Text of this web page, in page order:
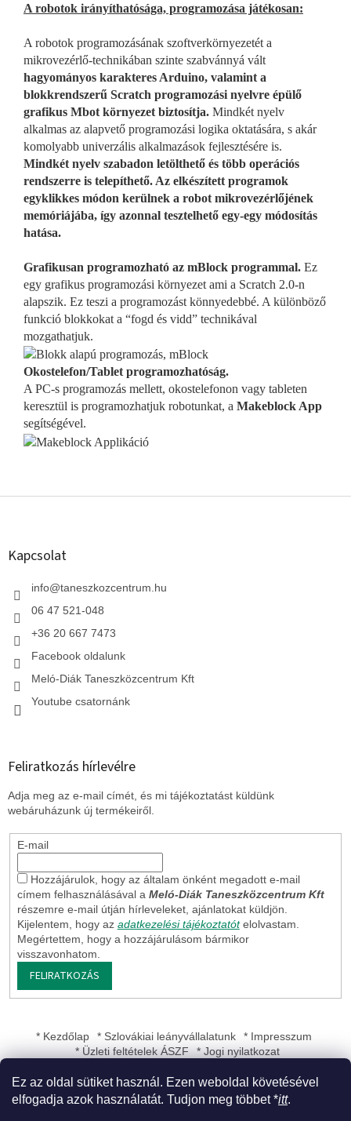
Ez az oldal sütiket használ. Ezen weboldal követésével
elfogadja azok használatát. Tudjon meg többet *itt.
A robotok irányíthatósága, programozása játékosan:
A robotok programozásának szoftverkörnyezetét a
mikrovezérlő-technikában szinte szabvánnyá vált
hagyományos karakteres Arduino, valamint a
blokkrendszerű Scratch programozási nyelvre épülő
grafikus Mbot környezet biztosítja. Mindkét nyelv
alkalmas az alapvető programozási logika oktatására, s akár
komolyabb univerzális alkalmazások fejlesztésére is.
Mindkét nyelv szabadon letölthető és több operációs
rendszerre is telepíthető. Az elkészített programok
egyklikkes módon kerülnek a robot mikrovezérlőjének
memóriájába, így azonnal tesztelhető egy-egy módosítás
hatása.
Grafikusan programozható az mBlock programmal. Ez
egy grafikus programozási környezet ami a Scratch 2.0-n
alapszik. Ez teszi a programozást könnyedebbé. A különböző
funkció blokkokat a “fogd és vidd” technikával
mozgathatjuk.
Okostelefon/Tablet programozhatóság.
A PC-s programozás mellett, okostelefonon vagy tableten
keresztül is programozhatjuk robotunkat, a Makeblock App
segítségével.
L
Kapcsolat
info@taneszkozcentrum.hu
06 47 521-048
+36 20 667 7473
Facebook oldalunk
Meló-Diák Taneszközcentrum Kft
Youtube csatornánk
Feliratkozás hírlevélre
Adja meg az e-mail címét, és mi tájékoztatást küldünk
webáruházunk új termékeiről.
E-mail
Hozzájárulok, hogy az általam önként megadott e-mail
címem felhasználásával a Meló-Diák Taneszközcentrum Kft
részemre e-mail útján hírleveleket, ajánlatokat küldjön.
Kijelentem, hogy az adatkezelési tájékoztatót elolvastam.
Megértettem, hogy a hozzájárulásom bármikor
visszavonhatom.
FELIRATKOZÁS
* Kezdőlap * Szlovákiai leányvállalatunk
* Impresszum
* Üzleti feltételek ÁSZF
* Jogi nyilatkozat